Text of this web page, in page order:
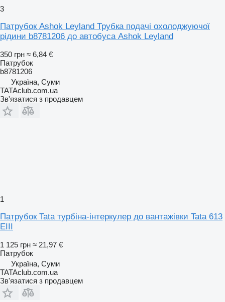
3
Патрубок Ashok Leyland Трубка подачі охолоджуючої
рідини b8781206 до автобуса Ashok Leyland
350 грн ≈ 6,84 €
Патрубок
b8781206
Україна, Суми
TATAclub.com.ua
Зв'язатися з продавцем
1
Патрубок Tata турбіна-інтеркулер до вантажівки Tata 613
EIII
1 125 грн ≈ 21,97 €
Патрубок
Україна, Суми
TATAclub.com.ua
Зв'язатися з продавцем